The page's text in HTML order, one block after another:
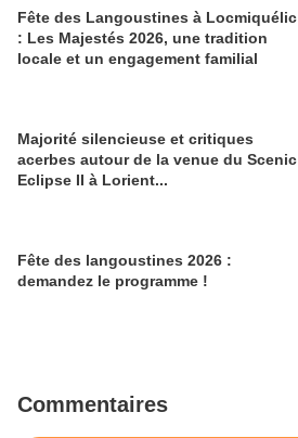
Fête des Langoustines à Locmiquélic
: Les Majestés 2026, une tradition
locale et un engagement familial
Majorité silencieuse et critiques
acerbes autour de la venue du Scenic
Eclipse II à Lorient...
Fête des langoustines 2026 :
demandez le programme !
Commentaires